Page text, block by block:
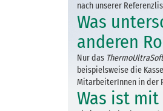
nach unserer
Was
anderen
Nur das
beispielsweise die
MitarbeiterInnen in der
Was ist